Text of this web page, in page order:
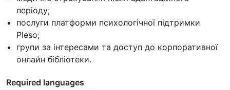
періоду;
послуги платформи психологічної підтримки
Pleso;
групи за інтересами та доступ до корпоративної
онлайн бібліотеки.
Required languages